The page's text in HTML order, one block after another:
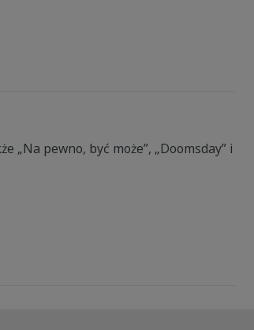
„Na pewno, być może”, „Doomsday” i